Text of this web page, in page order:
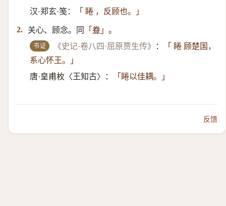
汉·郑玄·笺：
「 睠 ，反顾也。」
2. 关心、顾念。同 「 眷 」 。
书证 《史记·卷八四·屈原贾生传》 ：
「 睠 顾楚国，
系心怀王。」
唐·皇甫枚〈王知古〉：
「睠以佳耦。」
反馈